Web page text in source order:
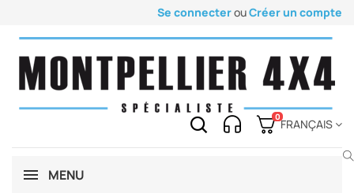
Se connecterouCréer un compte
0
FRANÇAIS
MENU